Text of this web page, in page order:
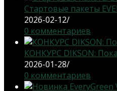
Стартовые пакеты
2026-02-12/
0 комментариев
КОНКУРС DIKSON:
2026-01-28/
0 комментариев